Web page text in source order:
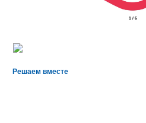
2 / 6
Решаем вместе